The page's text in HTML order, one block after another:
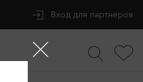
Вход для партнеров